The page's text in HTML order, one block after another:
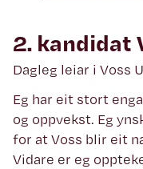
2. kandidat
Dagleg leiar i Voss
Eg har eit stort
og oppvekst. Eg
for at Voss blir eit
Vidare er eg